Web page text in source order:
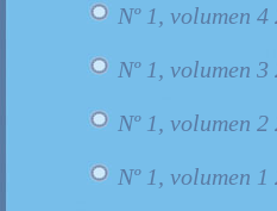
Nº 1, volumen 4
Nº 1, volumen 3
Nº 1, volumen 2
Nº 1, volumen 1